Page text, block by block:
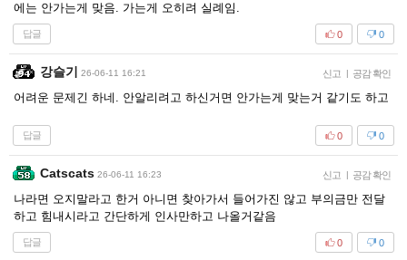
에는 안가는게 맞음. 가는게 오히려 실례임.
답글 0
0
강슬기 26-06-11 16:21 신고 공감 확인
어려운 문제긴 하네. 안알리려고 하신거면 안가는게 맞는거 같기도 하고
답글 0
0
Catscats 26-06-11 16:23 신고 공감 확인
나라면 오지말라고 한거 아니면 찾아가서 들어가진 않고 부의금만 전달
하고 힘내시라고 간단하게 인사만하고 나올거같음
답글 0
0